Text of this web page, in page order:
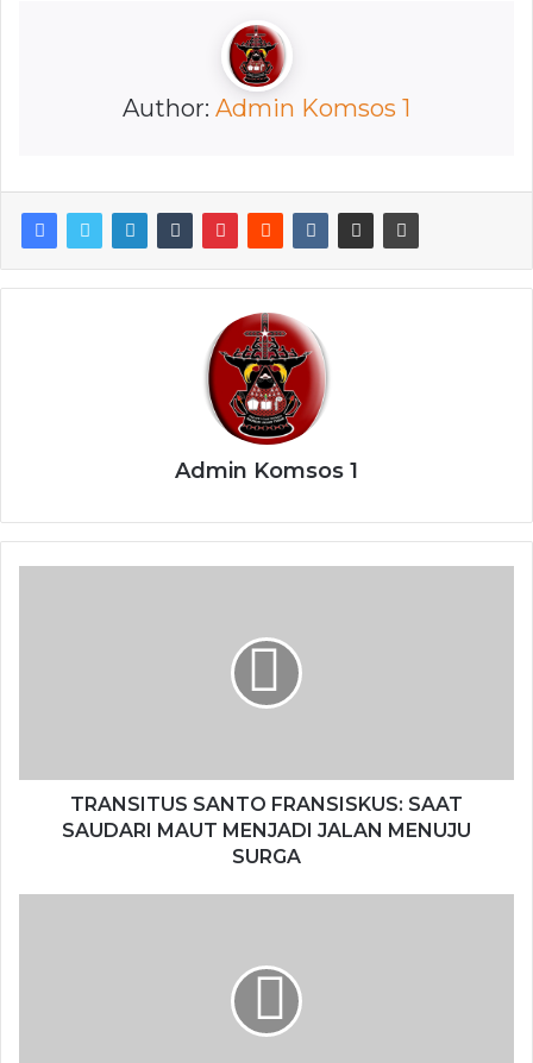
Author: Admin Komsos 1
Admin Komsos 1
TRANSITUS SANTO FRANSISKUS: SAAT
SAUDARI MAUT MENJADI JALAN MENUJU
SURGA